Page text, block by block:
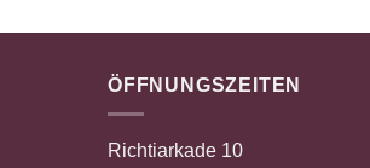
ÖFFNUNGSZEITEN
Richtiarkade 10